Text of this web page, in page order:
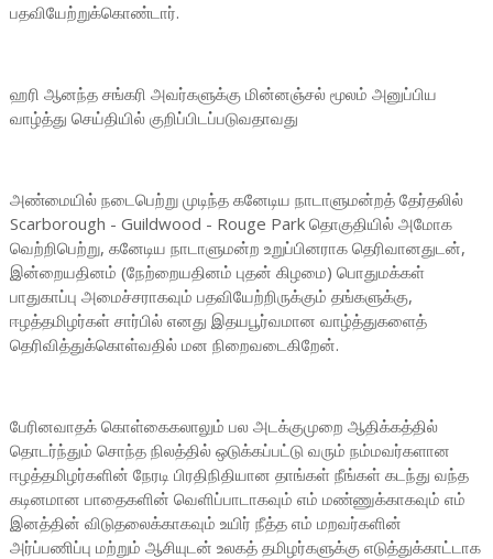
பதவியேற்றுக்கொண்டார்.
ஹரி ஆனந்த சங்கரி அவர்களுக்கு மின்னஞ்சல் மூலம் அனுப்பிய
வாழ்த்து செய்தியில் குறிப்பிடப்படுவதாவது
அண்மையில் நடைபெற்று முடிந்த கனேடிய நாடாளுமன்றத் தேர்தலில்
Scarborough - Guildwood - Rouge Park தொகுதியில் அமோக
வெற்றிபெற்று, கனேடிய நாடாளுமன்ற உறுப்பினராக தெரிவானதுடன்,
இன்றையதினம் (நேற்றையதினம் புதன் கிழமை) பொதுமக்கள்
பாதுகாப்பு அமைச்சராகவும் பதவியேற்றிருக்கும் தங்களுக்கு,
ஈழத்தமிழர்கள் சார்பில் எனது இதயபூர்வமான வாழ்த்துகளைத்
தெரிவித்துக்கொள்வதில் மன நிறைவடைகிறேன்.
பேரினவாதக் கொள்கைகலாலும் பல அடக்குமுறை ஆதிக்கத்தில்
தொடர்ந்தும் சொந்த நிலத்தில் ஒடுக்கப்பட்டு வரும் நம்மவர்களான
ஈழத்தமிழர்களின் நேரடி பிரதிநிதியான தாங்கள் நீங்கள் கடந்து வந்த
கடினமான பாதைகளின் வெளிப்பாடாகவும் எம் மண்ணுக்காகவும் எம்
இனத்தின் விடுதலைக்காகவும் உயிர் நீத்த எம் மறவர்களின்
அர்ப்பணிப்பு மற்றும் ஆசியுடன் உலகத் தமிழர்களுக்கு எடுத்துக்காட்டாக